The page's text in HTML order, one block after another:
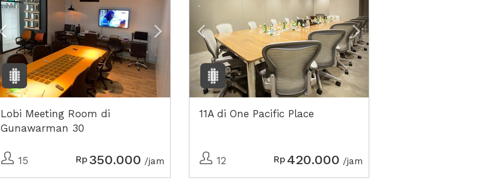
Lobi Meeting Room di
Gunawarman 30
15 Rp 350.000 /jam
11A di One Pacific Place
12 Rp 420.000 /jam